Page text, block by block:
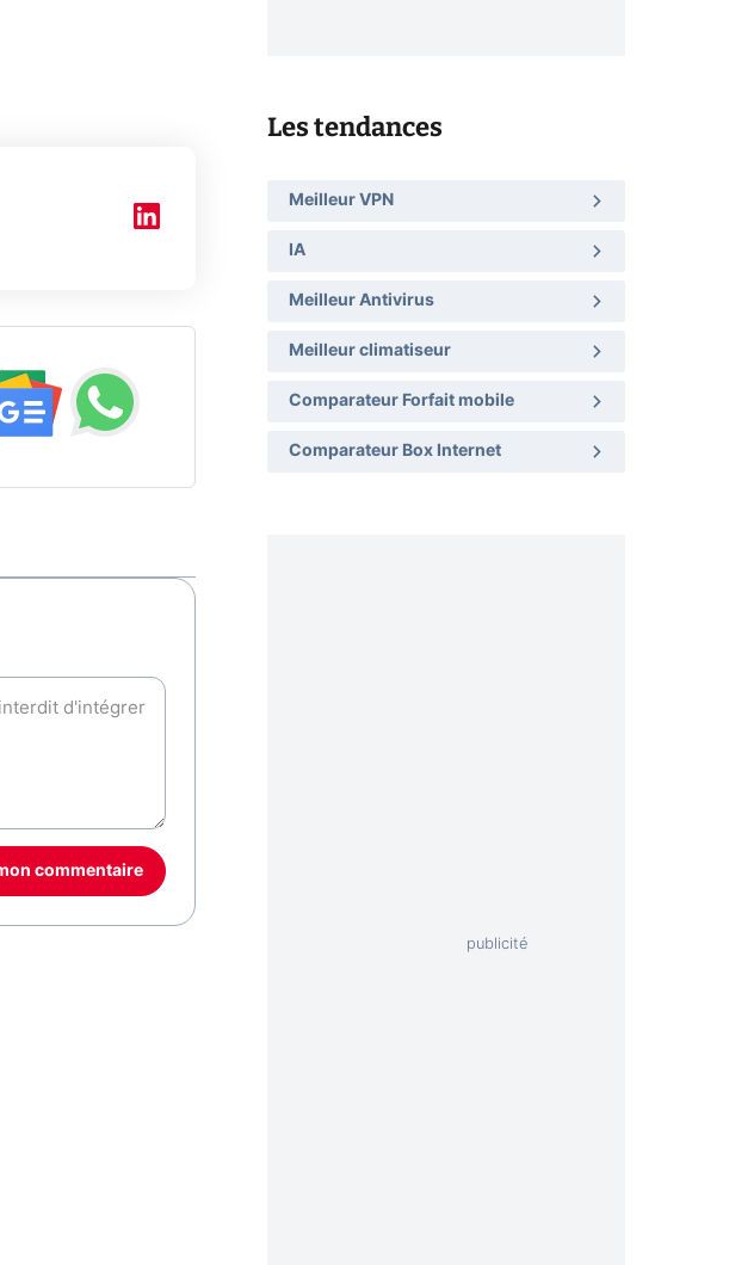
commentaire
Les tendances
Meilleur VPN
IA
Meilleur Antivirus
Meilleur climatiseur
Comparateur Forfait mobile
Comparateur Box Internet